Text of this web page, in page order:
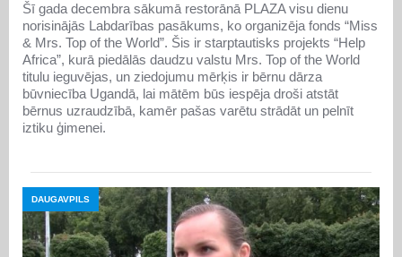
Šī gada decembra sākumā restorānā PLAZA visu dienu
norisinājās Labdarības pasākums, ko organizēja fonds “Miss
& Mrs. Top of the World”. Šis ir starptautisks projekts “Help
Africa”, kurā piedālās daudzu valstu Mrs. Top of the World
titulu ieguvējas, un ziedojumu mērķis ir bērnu dārza
būvniecība Ugandā, lai mātēm būs iespēja droši atstāt
bērnus uzraudzībā, kamēr pašas varētu strādāt un pelnīt
iztiku ģimenei.
DAUGAVPILS